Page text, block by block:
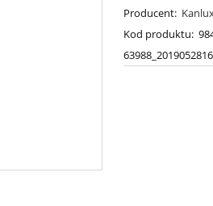
Producent:
Kod produktu: